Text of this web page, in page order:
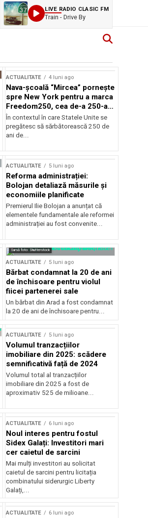
LIVE RADIO CLASIC FM
Train - Drive By
ACTUALITATE 4 luni ago
Nava-școală “Mircea” pornește
spre New York pentru a marca
Freedom250, cea de-a 250-a
aniversare a Statelor Unite
În contextul în care Statele Unite se
pregătesc să sărbătorească 250 de
ani de...
ACTUALITATE 5 luni ago
Reforma administrației:
Bolojan detaliază măsurile și
economiile planificate
Premierul Ilie Bolojan a anunțat că
elementele fundamentale ale reformei
administrației au fost convenite...
Sursă foto: Shutterstock
ACTUALITATE 5 luni ago
Bărbat condamnat la 20 de ani
de închisoare pentru violul
fiicei partenerei sale
Un bărbat din Arad a fost condamnat
la 20 de ani de închisoare pentru...
ACTUALITATE 5 luni ago
Volumul tranzacțiilor
imobiliare din 2025: scădere
semnificativă față de 2024
Volumul total al tranzacțiilor
imobiliare din 2025 a fost de
aproximativ 525 de milioane...
ACTUALITATE 6 luni ago
Noul interes pentru fostul
Sidex Galați: Investitori mari
cer caietul de sarcini
Mai mulți investitori au solicitat
caietul de sarcini pentru licitația
combinatului siderurgic Liberty
Galați,...
ACTUALITATE 6 luni ago